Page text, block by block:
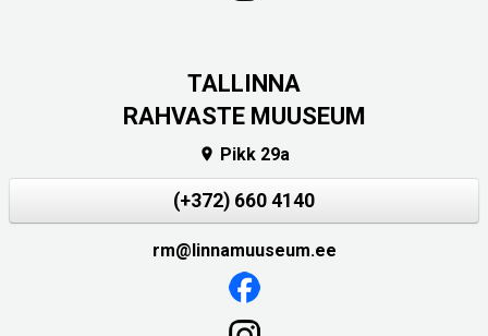
TALLINNA
RAHVASTE MUUSEUM
 Pikk 29a
(+372) 660 4140
rm@linnamuuseum.ee